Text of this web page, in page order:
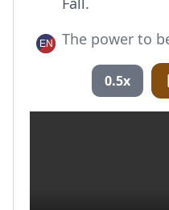
The power to
0.5x